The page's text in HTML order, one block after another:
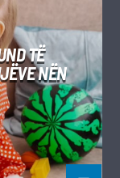
TË
NËN